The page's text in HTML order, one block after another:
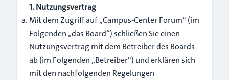
1. Nutzungsvertrag
Mit dem Zugriff auf „Campus-Center Forum“ (im
Folgenden „das Board“) schließen Sie einen
Nutzungsvertrag mit dem Betreiber des Boards
ab (im Folgenden „Betreiber“) und erklären sich
mit den nachfolgenden Regelungen